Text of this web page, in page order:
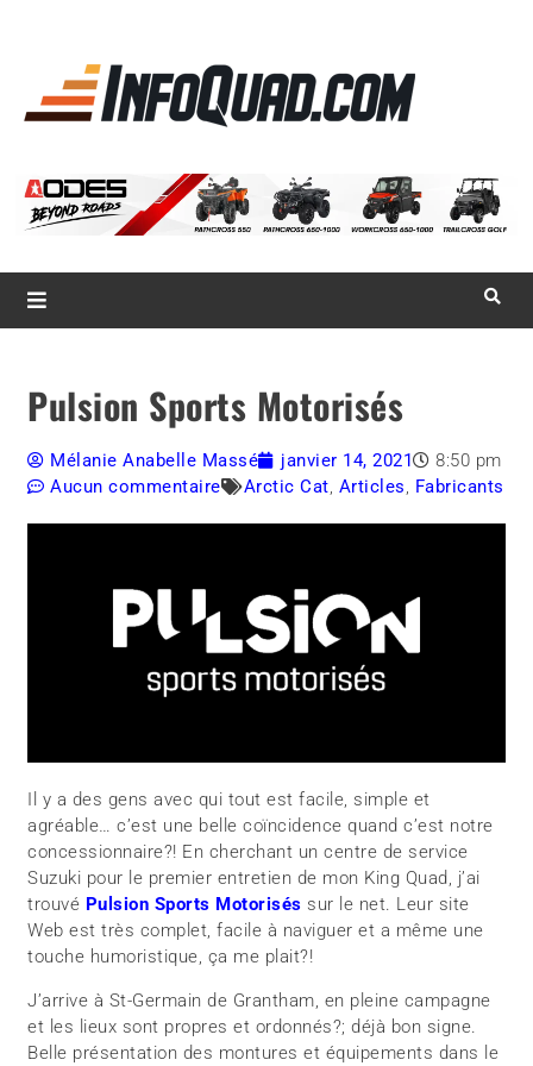
Magazine InfoQuad.com
Pulsion Sports Motorisés
Mélanie Anabelle Massé janvier 14, 2021
8:50 pm
Aucun commentaire
Arctic Cat, Articles, Fabricants
Il y a des gens avec qui tout est facile, simple et
agréable… c’est une belle coïncidence quand c’est notre
concessionnaire?! En cherchant un centre de service
Suzuki pour le premier entretien de mon King Quad, j’ai
trouvé Pulsion Sports Motorisés sur le net. Leur site
Web est très complet, facile à naviguer et a même une
touche humoristique, ça me plait?!
J’arrive à St-Germain de Grantham, en pleine campagne
et les lieux sont propres et ordonnés?; déjà bon signe.
Belle présentation des montures et équipements dans le